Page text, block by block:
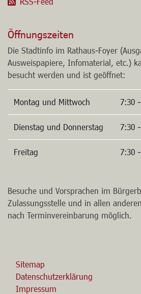
Öffnungszeiten
Die Stadtinfo im Rathaus-Foyer
Ausweispapiere, Infomaterial, etc.)
besucht werden und ist geöffnet:
Montag und Mittwoch 7:30
Dienstag und Donnerstag 7:30
Freitag 7:30
Besuche und Vorsprachen im
Zulassungsstelle und in allen
nach Terminvereinbarung möglich.
Sitemap
Datenschutzerklärung
Impressum